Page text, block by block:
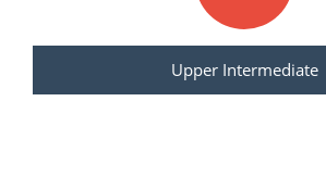
Upper Intermediate